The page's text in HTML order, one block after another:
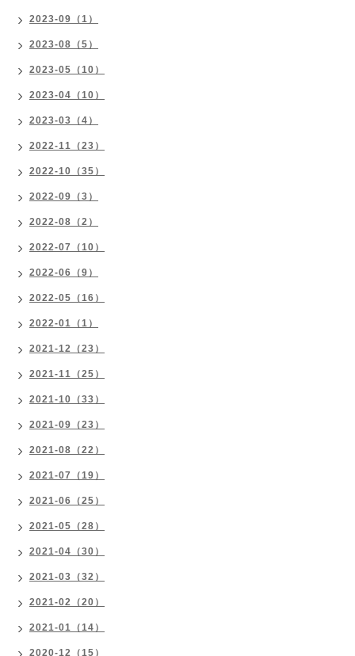
2023-09（1）
2023-08（5）
2023-05（10）
2023-04（10）
2023-03（4）
2022-11（23）
2022-10（35）
2022-09（3）
2022-08（2）
2022-07（10）
2022-06（9）
2022-05（16）
2022-01（1）
2021-12（23）
2021-11（25）
2021-10（33）
2021-09（23）
2021-08（22）
2021-07（19）
2021-06（25）
2021-05（28）
2021-04（30）
2021-03（32）
2021-02（20）
2021-01（14）
2020-12（15）